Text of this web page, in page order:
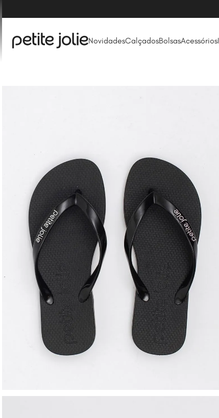
NovidadesCalçadosBolsasAcessórios